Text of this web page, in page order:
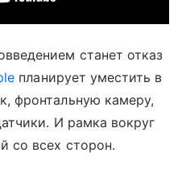
станет отказ
планирует уместить в
фронтальную камеру,
И рамка вокруг
со всех сторон.